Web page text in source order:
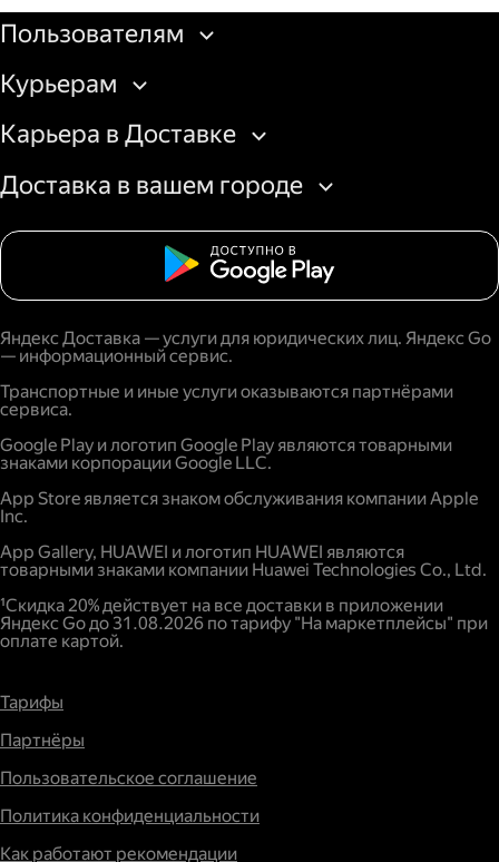
Пользователям
Курьерам
Карьера в Доставке
Доставка в вашем городе
Яндекс Доставка — услуги для юридических лиц. Яндекс Go
— информационный сервис.
Транспортные и иные услуги оказываются партнёрами
сервиса.
Google Play и логотип Google Play являются товарными
знаками корпорации Google LLC.
App Store является знаком обслуживания компании Apple
Inc.
App Gallery, HUAWEI и логотип HUAWEI являются
товарными знаками компании Huawei Technologies Co., Ltd.
¹Скидка 20% действует на все доставки в приложении
Яндекс Go до 31.08.2026 по тарифу "На маркетплейсы" при
оплате картой.
Тарифы
Партнёры
Пользовательское соглашение
Политика конфиденциальности
Как работают рекомендации